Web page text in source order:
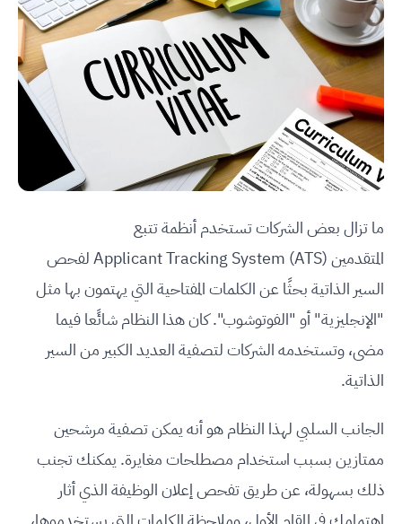
ما تزال بعض الشركات تستخدم أنظمة تتبع
المتقدمينApplicant Tracking System (ATS)لفحص
السير الذاتية بحثًا عن الكلمات المفتاحية التي يهتمون بها مثل
"الإنجليزية" أو "الفوتوشوب". كان هذا النظام شائًعا فيما
مضى، وتستخدمه الشركات لتصفية العديد الكبير من السير
الذاتية.
الجانب السلبي لهذا النظام هو أنه يمكن تصفية مرشحين
ممتازين بسبب استخدام مصطلحات مغايرة. يمكنك تجنب
ذلك بسهولة، عن طريق تفحص إعلان الوظيفة الذي أثار